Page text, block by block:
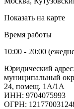
Показать на карте
Время работы
10:00 - 20:00
Юридический
муниципальный
24, помещ. 1А/1А
ИНН: 9704075993
ОГРН: